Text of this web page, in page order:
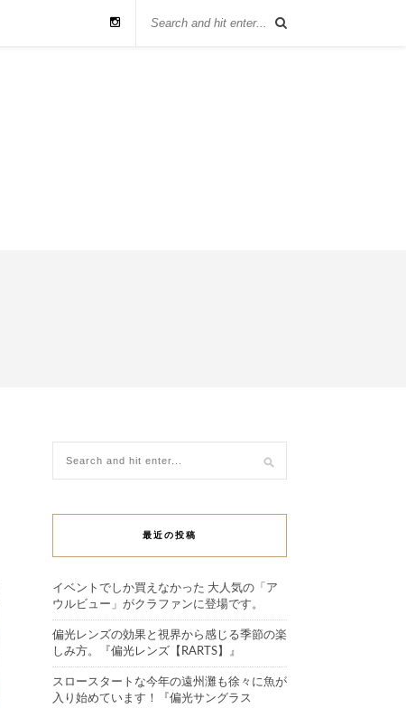
最近の投稿
イベントでしか買えなかった 大人気の「ア
ウルビュー」がクラファンに登場です。
偏光レンズの効果と視界から感じる季節の楽
しみ方。『偏光レンズ【RARTS】』
スロースタートな今年の遠州灘も徐々に魚が
入り始めています！『偏光サングラス